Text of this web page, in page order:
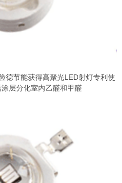
德节能获得高聚光LED射灯专利使
层分化室内乙醛和甲醛